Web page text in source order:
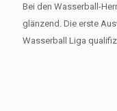
Bei den Wasserball-
glänzend. Die erste
Wasserball Liga